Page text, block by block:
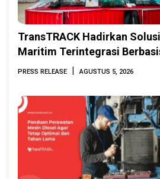
TransTRACK Hadirkan
Maritim Terintegrasi
Indonesia Marine & Offshore
PRESS RELEASE | AGUSTUS 5, 2026